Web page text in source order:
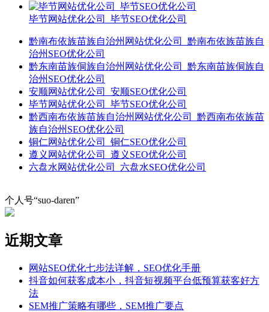
毕节网站优化公司_毕节SEO优化公司
黔南布依族苗族自治州网站优化公司_黔南布依族苗族自
治州SEO优化公司
黔东南苗族侗族自治州网站优化公司_黔东南苗族侗族自
治州SEO优化公司
安顺网站优化公司_安顺SEO优化公司
毕节网站优化公司_毕节SEO优化公司
黔西南布依族苗族自治州网站优化公司_黔西南布依族苗
族自治州SEO优化公司
铜仁网站优化公司_铜仁SEO优化公司
遵义网站优化公司_遵义SEO优化公司
六盘水网站优化公司_六盘水SEO优化公司
个人号“suo-daren”
近期文章
网站SEO优化七步法详解，SEO优化手册
抖音如何获客成本小，抖音短视频平台低预算获客好方
法
SEM推广策略有哪些，SEM推广要点